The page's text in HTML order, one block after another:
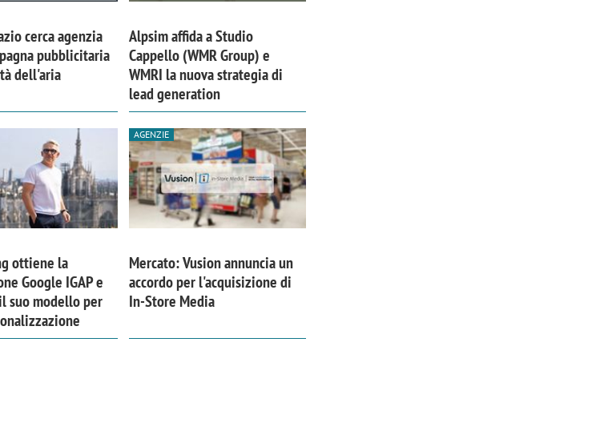
cerca agenzia
pubblicitaria
dell'aria
Alpsim affida a Studio
Cappello (WMR Group) e
WMRI la nuova strategia di
lead generation
ottiene la
Google IGAP e
suo modello per
AGENZIE
Mercato: Vusion annuncia un
accordo per l'acquisizione di
In-Store Media